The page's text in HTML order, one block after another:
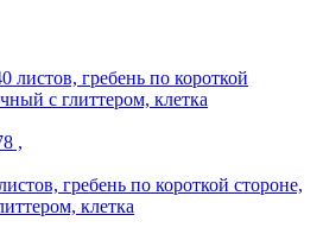
,
гребень по короткой стороне,
клетка